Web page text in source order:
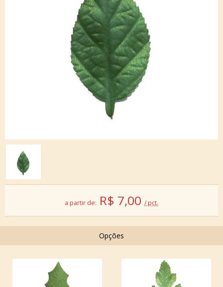
a partir de: R$ 7,00 / pct.
Opções